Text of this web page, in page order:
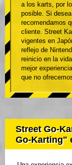
a los karts, por
posible. Si
recomendamos
cliente. Street
vigentes en
reflejo de
reinicio en la
mejor
que no
Street Go-
Go-Karting"